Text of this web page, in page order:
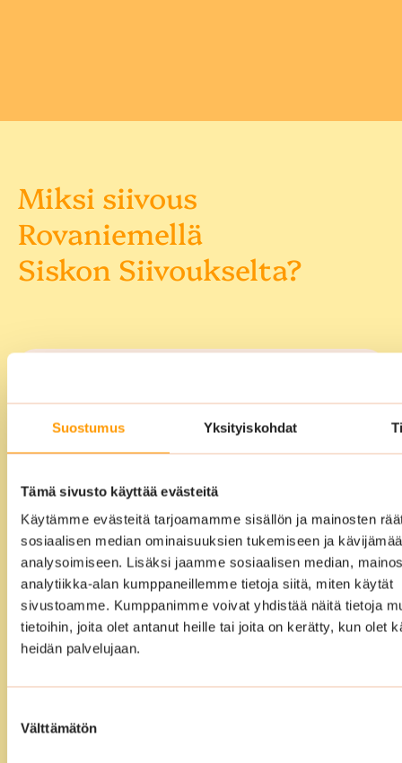
Suostumus Yksityiskohdat
Tämä sivusto käyttää evästeitä
Käytämme evästeitä tarjoamamme sisällön ja mainosten
sosiaalisen median ominaisuuksien tukemiseen ja
analysoimiseen. Lisäksi jaamme sosiaalisen median,
analytiikka-alan kumppaneillemme tietoja siitä, miten käytät
sivustoamme. Kumppanimme voivat yhdistää näitä tietoja
tietoihin, joita olet antanut heille tai joita on kerätty, kun olet
heidän palvelujaan.
valinta
Välttämätön
Miksi siivous
Rovaniemellä
Siskon Siivoukselta?
kokonaisvaltainen
siivouspalvelu
Laadimme yhdessä kanssanne
vuosikellosuunnitelman ja sen jälkeen
me hoidamme loput. Meidän
ammattitaitoiset ja koulutetut siivoojat
varmistavat, että tilat ovat siivouksen
jälkeen puhtaat, edustavat ja täysin
käyttövalmiit.